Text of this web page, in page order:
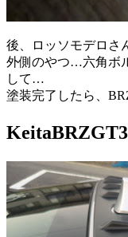
後、ロッソモデロ
外側のやつ…六角ボ
して…
塗装完了したら、